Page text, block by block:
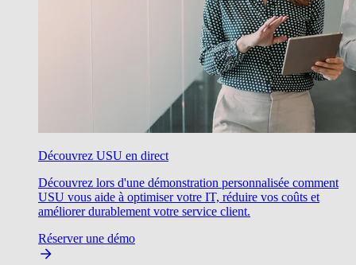
Découvrez USU en direct
Découvrez lors d'une démonstration personnalisée comment
USU vous aide à optimiser votre IT, réduire vos coûts et
améliorer durablement votre service client.
Réserver une démo